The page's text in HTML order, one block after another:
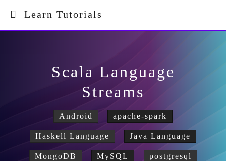
Learn Tutorials
Scala Language
Streams
Android apache-spark
Haskell Language Java Language
MongoDB MySQL postgresql